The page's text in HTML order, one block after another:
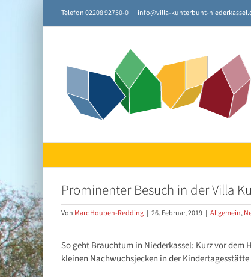
Telefon 02208 92750-0 | info@villa-kunterbunt-
Prominenter Besuch in der Villa
Von Marc Houben-Redding | 26. Februar, 2019 | Allgemein,
So geht Brauchtum in Niederkassel: Kurz vor
kleinen Nachwuchsjecken in der